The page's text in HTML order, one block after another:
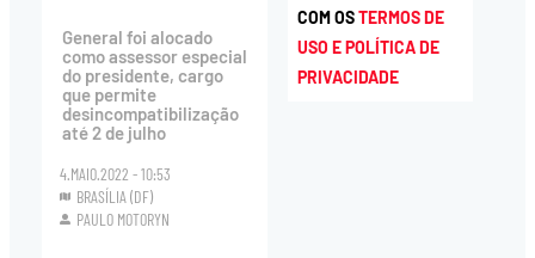
General foi alocado
como assessor especial
do presidente, cargo
que permite
desincompatibilização
até 2 de julho
4.MAIO.2022 - 10:53
BRASÍLIA (DF)
PAULO MOTORYN
COM OSTERMOS DE
USO E POLÍTICA DE
PRIVACIDADE